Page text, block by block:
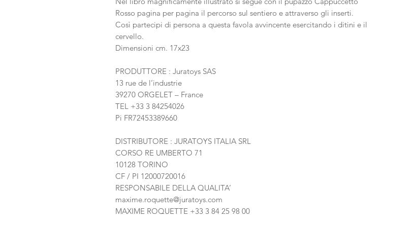
Rosso pagina per pagina il percorso sul sentiero e attraverso gli inserti.
Così partecipi di persona a questa favola avvincente esercitando i ditini e il
cervello.
Dimensioni cm. 17x23
PRODUTTORE : Juratoys SAS
13 rue de l’industrie
39270 ORGELET – France
TEL +33 3 84254026
Pi FR72453389660
DISTRIBUTORE : JURATOYS ITALIA SRL
CORSO RE UMBERTO 71
10128 TORINO
CF / PI 12000720016
RESPONSABILE DELLA QUALITA’
maxime.roquette@juratoys.com
MAXIME ROQUETTE +33 3 84 25 98 00